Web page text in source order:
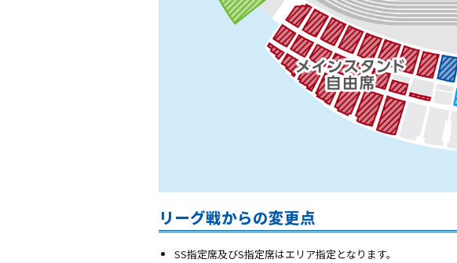
リーグ戦からの変更点
SS指定席及びS指定席はエリア指定となります。